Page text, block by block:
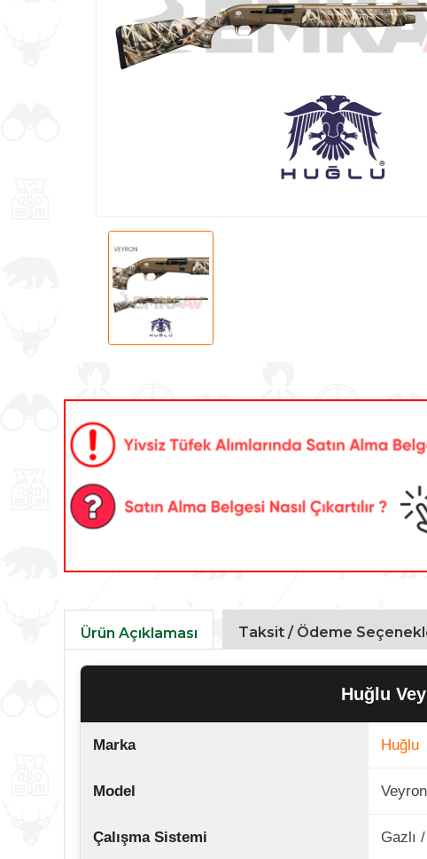
Ürün Açıklaması Taksit / Ödeme
Huğlu
Marka Huğlu
Model
Çalışma Sistemi Gazlı